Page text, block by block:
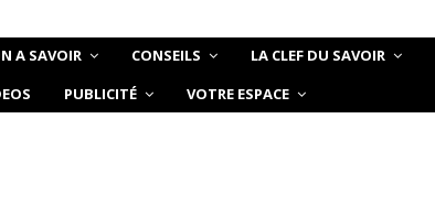
A SAVOIR CONSEILS LA CLEF DU SAVOIR
PUBLICITÉ VOTRE ESPACE